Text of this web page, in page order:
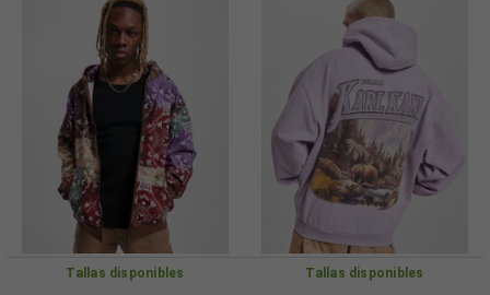
Tallas disponibles Tallas disponibles